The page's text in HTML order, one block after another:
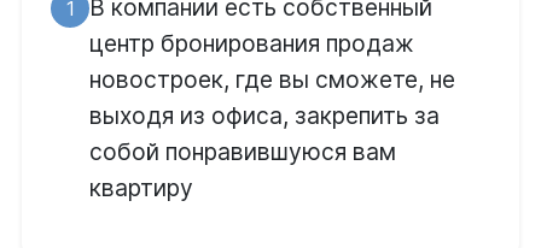
1
В компании есть собственный
центр бронирования продаж
новостроек, где вы сможете, не
выходя из офиса, закрепить за
собой понравившуюся вам
квартиру